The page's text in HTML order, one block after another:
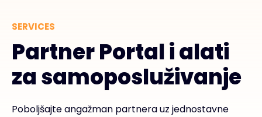
SERVICES
Partner Portal i alati
za samoposluživanje
Poboljšajte angažman partnera uz jednostavne